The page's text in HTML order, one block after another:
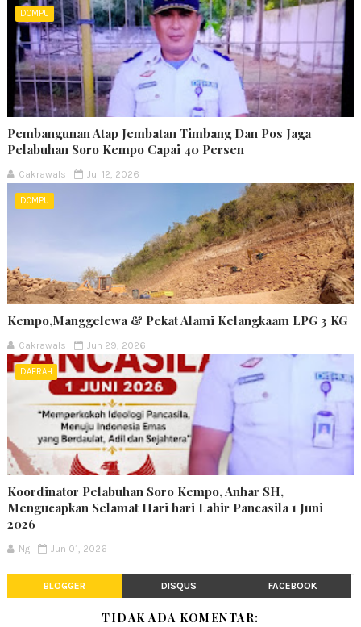
DOMPU
Pembangunan Atap Jembatan Timbang Dan Pos Jaga
Pelabuhan Soro Kempo Capai 40 Persen
Cakrawals Jul 12, 2026
DOMPU
Kempo,Manggelewa & Pekat Alami Kelangkaam LPG 3 KG
Cakrawals Jun 29, 2026
DAERAH
Koordinator Pelabuhan Soro Kempo, Anhar SH,
Mengucapkan Selamat Hari hari Lahir Pancasila 1 Juni
2026
Ng Jun 01, 2026
BLOGGER DISQUS FACEBOOK
TIDAK ADA KOMENTAR: